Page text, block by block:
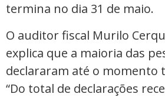
termina no dia 31 de maio.
O auditor fiscal Murilo
explica que a maioria das
declararam até o momento
“Do total de declarações